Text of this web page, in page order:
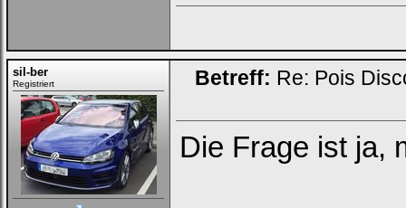
sil-ber
Registriert Betreff: Re: Pois
Die Frage ist ja,